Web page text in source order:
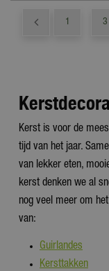
1 3
Kerst is voor de
tijd van het jaar.
van lekker eten,
kerst denken we al
nog veel meer om
van:
Guirlandes
Kersttakken